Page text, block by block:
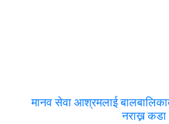
मानव सेवा आश्रमलाई
नराख्न कडा